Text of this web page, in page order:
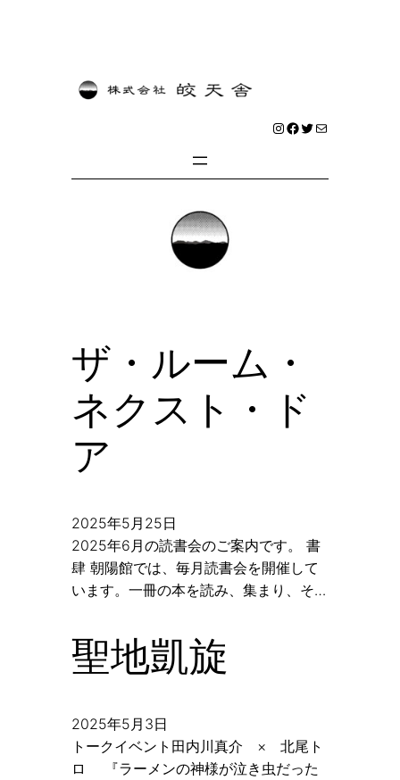
Instagram
Facebook
Twitter
メール
ザ・ルーム・
ネクスト・ド
ア
2025年5月25日
2025年6月の読書会のご案内です。 書
肆 朝陽館では、毎月読書会を開催して
います。一冊の本を読み、集まり、そ…
聖地凱旋
2025年5月3日
トークイベント田内川真介 × 北尾ト
ロ 『ラーメンの神様が泣き虫だった